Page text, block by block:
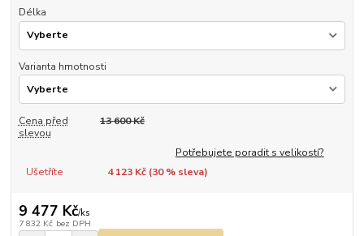
Délka
Varianta hmotnosti
Cena před
slevou
13 600 Kč
Potřebujete poradit s velikostí?
Ušetříte
4 123 Kč (30% sleva)
9 477 Kč/ks
7 832 Kč bez DPH